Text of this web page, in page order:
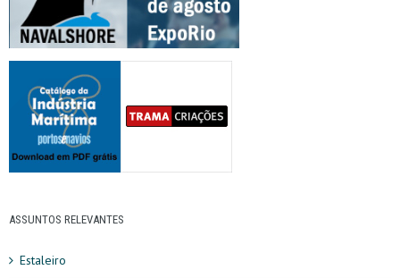
ASSUNTOS RELEVANTES
Estaleiro